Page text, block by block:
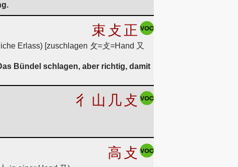
束 攴 正
Erlass) [zuschlagen 攵=攴=Hand 又
Bündel schlagen, aber richtig, damit
彳 山 几 攴
高 攴